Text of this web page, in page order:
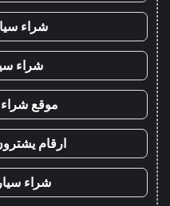
شراء
شراء
موقع
ارقام
شراء